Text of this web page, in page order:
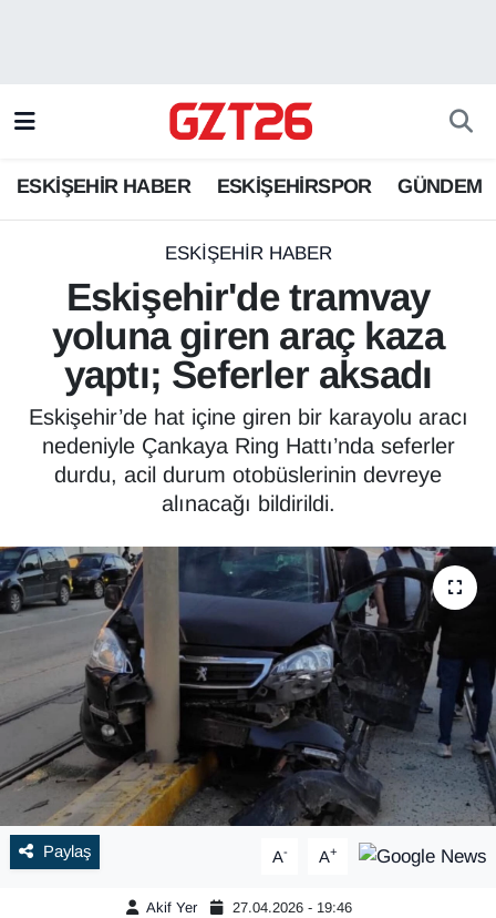
ESKİŞEHİR HABER ESKİŞEHİRSPOR GÜNDEM
ESKİŞEHİR HABER
Eskişehir'de tramvay
yoluna giren araç kaza
yaptı; Seferler aksadı
Eskişehir’de hat içine giren bir karayolu aracı
nedeniyle Çankaya Ring Hattı’nda seferler
durdu, acil durum otobüslerinin devreye
alınacağı bildirildi.
Paylaş A- A+
Akif Yer 27.04.2026 - 19:46
ESKİŞEHİRSPOR
GÜNDEM
Odunpazarı Trafik Yoğunluk Haritası
Süper Lig Puan Durumu ve Fikstür
Tüm Manşetler
Son Dakika Haberleri
Haber Arşivi